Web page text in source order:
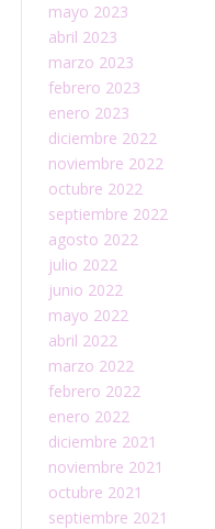
mayo 2023
abril 2023
marzo 2023
febrero 2023
enero 2023
diciembre 2022
noviembre 2022
octubre 2022
septiembre 2022
agosto 2022
julio 2022
junio 2022
mayo 2022
abril 2022
marzo 2022
febrero 2022
enero 2022
diciembre 2021
noviembre 2021
octubre 2021
septiembre 2021